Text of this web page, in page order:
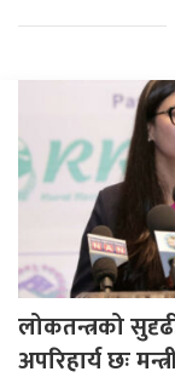
लोकतन्त्रको
अपरिहार्य छः